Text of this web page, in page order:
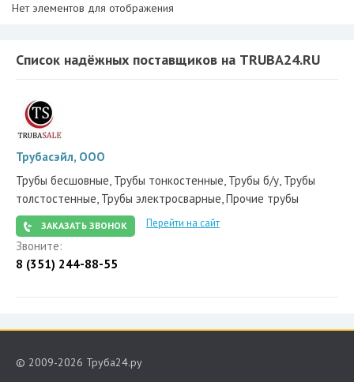
Нет элементов для отображения
Список надёжных поставщиков на TRUBA24.RU
Трубасэйл, ООО
Трубы бесшовные, Трубы тонкостенные, Трубы б/у, Трубы
толстостенные, Трубы электросварные, Прочие трубы
ЗАКАЗАТЬ ЗВОНОК Перейти на сайт
Звоните:
8 (351) 244-88-55
© 2009-2026 Труба24.ру